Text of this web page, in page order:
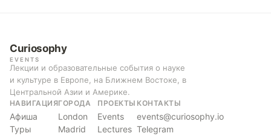
Curiosophy
EVENTS
Лекции и образовательные события о науке
и культуре в Европе, на Ближнем Востоке, в
Центральной Азии и Америке.
НАВИГАЦИЯ
Афиша
Туры
ГОРОДА
London
Madrid
ПРОЕКТЫ
Events
Lectures
КОНТАКТЫ
events@curiosophy.io
Telegram